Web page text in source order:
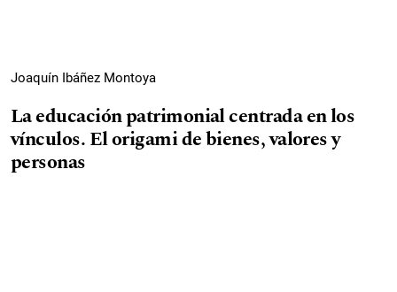
Joaquín Ibáñez Montoya
La educación patrimonial centrada en los
vínculos. El origami de bienes, valores y
personas